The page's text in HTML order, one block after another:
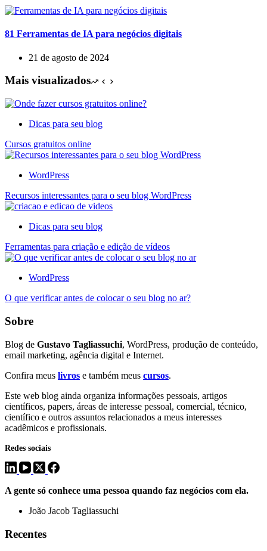
81 Ferramentas de IA para negócios digitais
21 de agosto de 2024
Mais visualizados
Dicas para seu blog
Cursos gratuitos online
WordPress
Recursos interessantes para o seu blog WordPress
Dicas para seu blog
Ferramentas para criação e edição de vídeos
WordPress
O que verificar antes de colocar o seu blog no ar?
Sobre
Blog de Gustavo Tagliassuchi, WordPress, produção de conteúdo,
email marketing, agência digital e Internet.
Confira meus livros e também meus cursos.
Este web blog ainda organiza informações pessoais, artigos
científicos, papers, áreas de interesse pessoal, comercial, técnico,
científico e outros assuntos relacionados a meus interesses
acadêmicos e profissionais.
Redes sociais
A gente só conhece uma pessoa quando faz negócios com ela.
João Jacob Tagliassuchi
Recentes